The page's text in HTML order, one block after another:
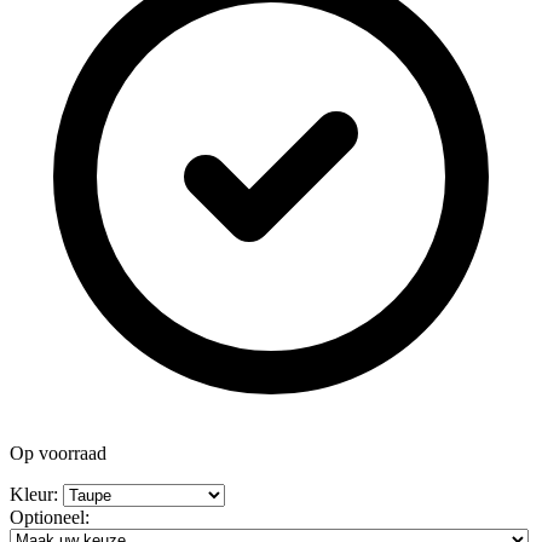
Op voorraad
Kleur:
Optioneel: